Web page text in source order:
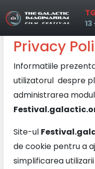
Skip to main content
13
Privacy
Informatiile
utilizatorul despre
administrarea
Site-ul
de cookie pentru a
simplificarea